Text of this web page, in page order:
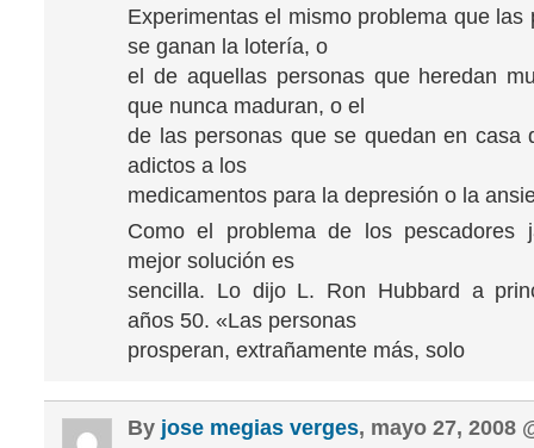
Experimentas el mismo problema que las
se ganan la lotería, o
el de aquellas personas que heredan
que nunca maduran, o el
de las personas que se quedan en casa
adictos a los
medicamentos para la depresión o la
Como el problema de los pescadores
mejor solución es
sencilla. Lo dijo L. Ron Hubbard a
años 50. «Las personas
prosperan, extrañamente más, solo
By jose megias verges, mayo 27, 2008